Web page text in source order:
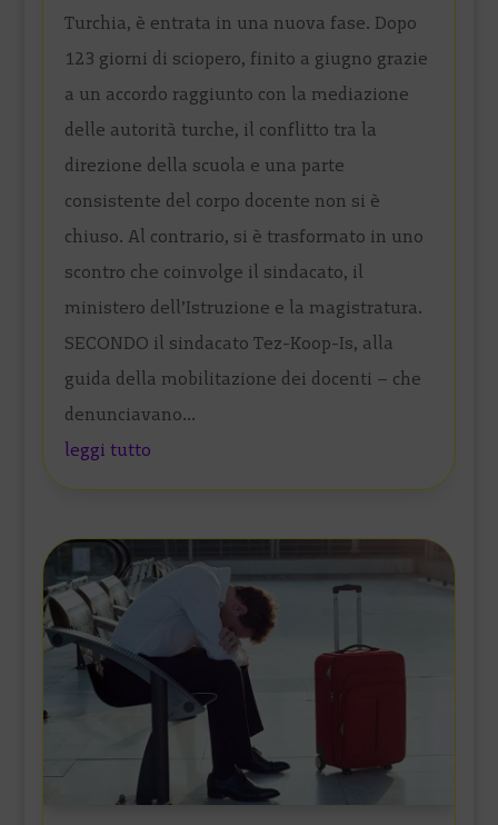
Turchia, è entrata in una nuova fase. Dopo
123 giorni di sciopero, finito a giugno grazie
a un accordo raggiunto con la mediazione
delle autorità turche, il conflitto tra la
direzione della scuola e una parte
consistente del corpo docente non si è
chiuso. Al contrario, si è trasformato in uno
scontro che coinvolge il sindacato, il
ministero dell’Istruzione e la magistratura.
SECONDO il sindacato Tez-Koop-Is, alla
guida della mobilitazione dei docenti – che
denunciavano...
leggi tutto